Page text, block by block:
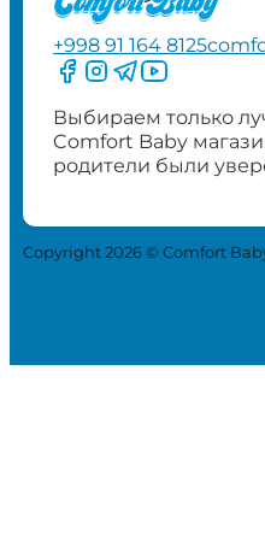
+998 91 164 8125
Следите за нами на
Следите за нами
Следите за
Следите за
Выбираем только
Comfort Baby
родители были
Copyright 2026 © Comfort